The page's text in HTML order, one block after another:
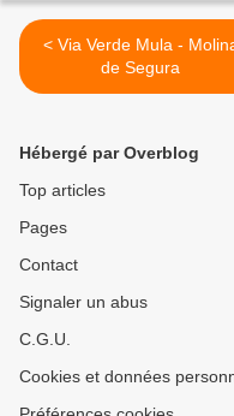
< Via Verde Mula - Molina
de Segura
Hébergé par Overblog
Top articles
Pages
Contact
Signaler un abus
C.G.U.
Cookies et données